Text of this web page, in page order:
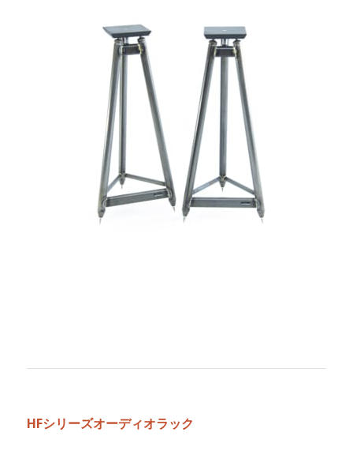
HFシリーズオーディオラック